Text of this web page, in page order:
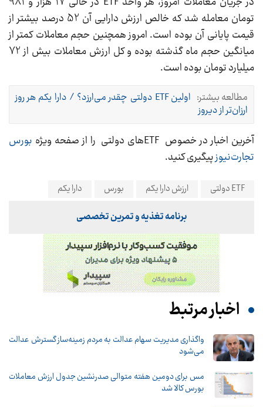
تومان معامله شد که خالص ارزش دارایی آن 52 درصد بیشتر از
قیمت پایانی آن بوده است. امروز همچنین حجم معاملات کمتر از
میانگین حجم ماه گذشته بوده و کل ارزش معاملات بیش از 72
میلیارد تومان بوده است.
مطالعه بیشتر:
اولین ETF دولتی چقدر می‌ارزد؟ / دارا یکم هر روز
ارزان‌تر از دیروز
آخرین اخبار در خصوص ETF‌های دولتی را از صفحه ویژه
بورس
تجارت‌نیوزپیگیری کنید.
ETF دولتی ارزش دارا یکم بورس دارا یکم
برنامه تغذیه و تمرین تخصصی
اخبار مرتبط
واگذاری مدیریت سهام عدالت به مردم زمینه‌ساز گسترش عدالت
می‌شود
مس برای دومین هفته متوالی صدرنشین جدول ارزش معاملات
بورس کالا شد